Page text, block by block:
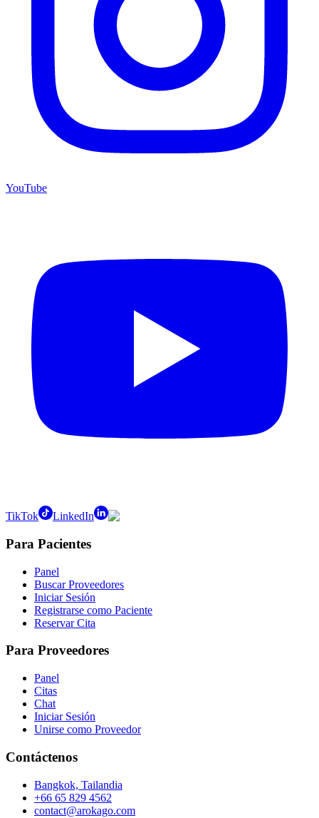
YouTube
TikTok LinkedIn
Para Pacientes
Panel
Buscar Proveedores
Iniciar Sesión
Registrarse como Paciente
Reservar Cita
Para Proveedores
Panel
Citas
Chat
Iniciar Sesión
Unirse como Proveedor
Contáctenos
Bangkok, Tailandia
+66 65 829 4562
contact@arokago.com